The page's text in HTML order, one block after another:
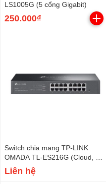
LS1005G (5 cổng Gigabit)
250.000₫
Switch chia mạng TP-LINK
OMADA TL-ES216G (Cloud, 16
cổng Gigabit)
Liên hệ